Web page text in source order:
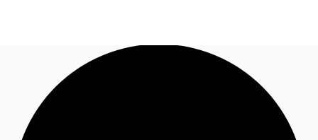
Blog
Données marchés
Appelez maintenant